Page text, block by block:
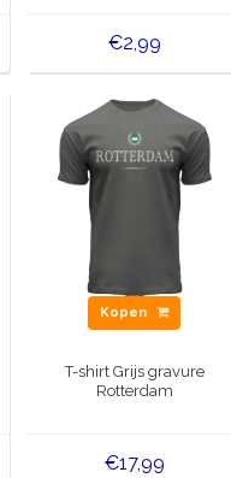
€2,99
Kopen
T-shirt Grijs gravure
Rotterdam
€17,99